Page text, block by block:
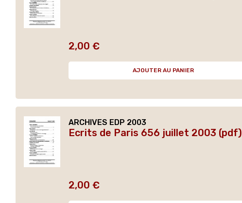
Prix
2,00 €
AJOUTER AU PANIER
ARCHIVES EDP 2003
Ecrits de Paris 656 juillet 2003 (pdf)
Prix
2,00 €